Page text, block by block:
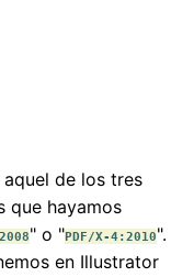
aquel de los tres
que hayamos
" o "PDF/X-4:2010".
en Illustrator